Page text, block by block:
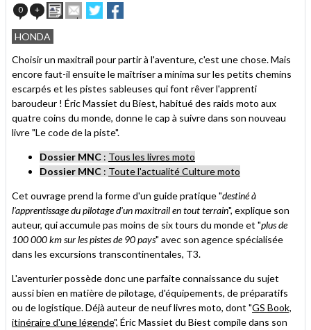
0 + ImprimerEnvoyer
cet
un
ami
Partager
sur
sur
HONDA
Choisir un maxitrail pour partir à l'aventure, c'est une chose. Mais
encore faut-il ensuite le maîtriser a minima sur les petits chemins
escarpés et les pistes sableuses qui font rêver l'apprenti
baroudeur ! Éric Massiet du Biest, habitué des raids moto aux
quatre coins du monde, donne le cap à suivre dans son nouveau
livre "Le code de la piste".
Dossier MNC : Tous les livres moto
Dossier MNC : Toute l'actualité Culture moto
Cet ouvrage prend la forme d'un guide pratique "destiné à
l'apprentissage du pilotage d'un maxitrail en tout terrain", explique son
auteur, qui accumule pas moins de six tours du monde et "plus de
100 000 km sur les pistes de 90 pays" avec son agence spécialisée
dans les excursions transcontinentales, T3.
L'aventurier possède donc une parfaite connaissance du sujet
aussi bien en matière de pilotage, d'équipements, de préparatifs
ou de logistique. Déjà auteur de neuf livres moto, dont "GS Book,
itinéraire d'une légende", Éric Massiet du Biest compile dans son